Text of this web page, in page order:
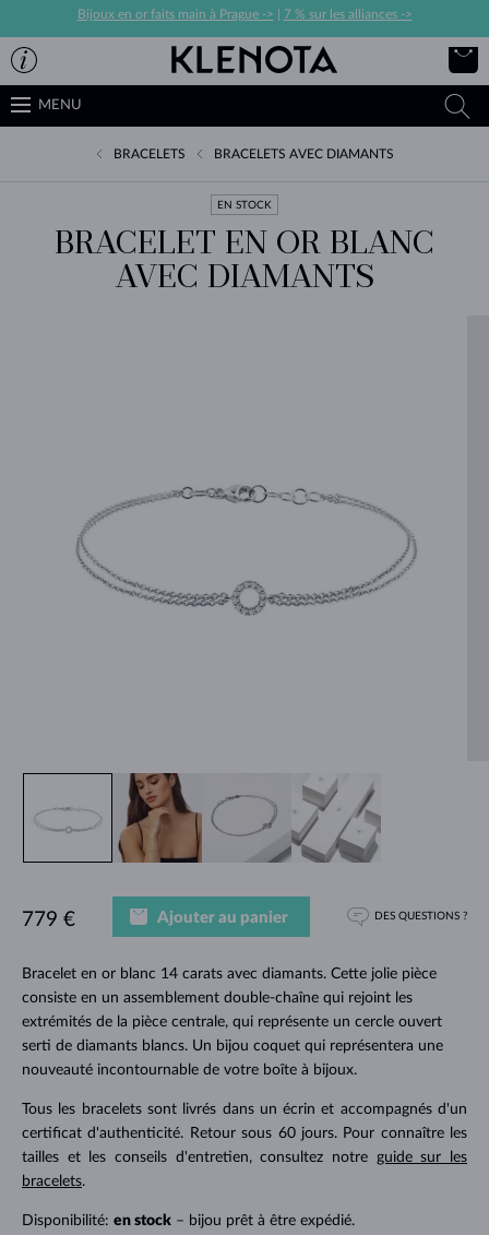
Bijoux en or faits main à Prague -> 7 % sur les alliances ->
MENU
BRACELETS BRACELETS AVEC DIAMANTS
EN STOCK
BRACELET EN OR BLANC
AVEC DIAMANTS
Bracelet en or blanc 14 carats avec diamants. Cette jolie pièce
consiste en un assemblement double-chaîne qui rejoint les
extrémités de la pièce centrale, qui représente un cercle ouvert
serti de diamants blancs. Un bijou coquet qui représentera une
nouveauté incontournable de votre boîte à bijoux.
Tous les bracelets sont livrés dans un écrin et accompagnés d'un
certificat d'authenticité. Retour sous 60 jours. Pour connaître les
tailles et les conseils d'entretien, consultez notre guide sur les
bracelets.
Disponibilité: en stock– bijou prêt à être expédié.
779 € Ajouter au panier DES QUESTIONS ?